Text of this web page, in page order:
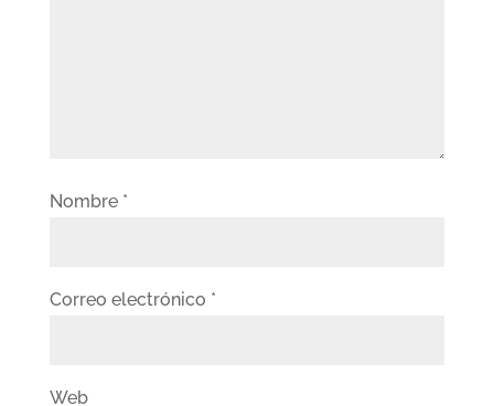
Nombre *
Correo electrónico *
Web